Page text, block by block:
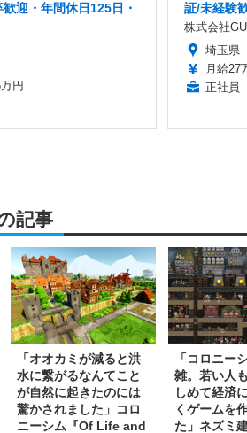
迎・年間休日125日・
円
証/未経験
株式会社
埼玉県
月給27
正社員
記事
「オオカミが減ると洪
水に繋がるなんてこと
が自然に起きたのには
驚かされました」コロ
ニーシム『Of Life and
「コロニー
雑。若い人
しめて経済
くゲームを
た」ネズミ